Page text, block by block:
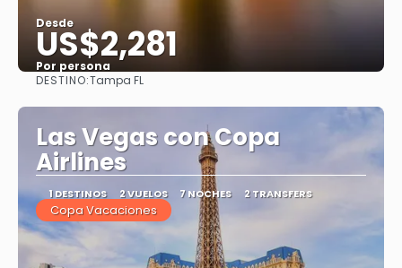
Desde
US$2,281
Por persona
DESTINO:Tampa FL
Las Vegas con Copa
Airlines
1 DESTINOS 2 VUELOS 7 NOCHES 2 TRANSFERS
Copa Vacaciones